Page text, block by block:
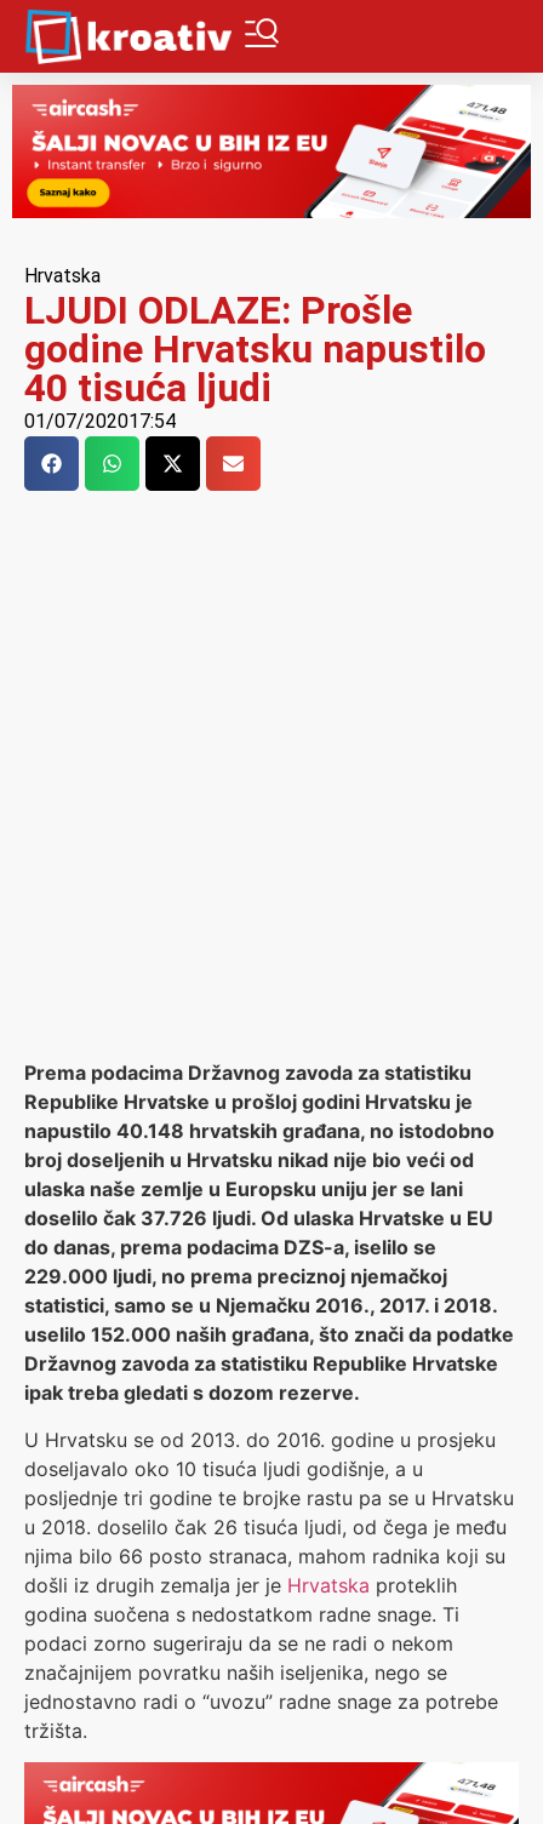
Hrvatska
LJUDI ODLAZE: Prošle
godine Hrvatsku napustilo
40 tisuća ljudi
01/07/202017:54
Prema podacima Državnog zavoda za statistiku
Republike Hrvatske u prošloj godini Hrvatsku je
napustilo 40.148 hrvatskih građana, no istodobno
broj doseljenih u Hrvatsku nikad nije bio veći od
ulaska naše zemlje u Europsku uniju jer se lani
doselilo čak 37.726 ljudi. Od ulaska Hrvatske u EU
do danas, prema podacima DZS-a, iselilo se
229.000 ljudi, no prema preciznoj njemačkoj
statistici, samo se u Njemačku 2016., 2017. i 2018.
uselilo 152.000 naših građana, što znači da podatke
Državnog zavoda za statistiku Republike Hrvatske
ipak treba gledati s dozom rezerve.
U Hrvatsku se od 2013. do 2016. godine u prosjeku
doseljavalo oko 10 tisuća ljudi godišnje, a u
posljednje tri godine te brojke rastu pa se u Hrvatsku
u 2018. doselilo čak 26 tisuća ljudi, od čega je među
njima bilo 66 posto stranaca, mahom radnika koji su
došli iz drugih zemalja jer je Hrvatska proteklih
godina suočena s nedostatkom radne snage. Ti
podaci zorno sugeriraju da se ne radi o nekom
značajnijem povratku naših iseljenika, nego se
jednostavno radi o “uvozu” radne snage za potrebe
tržišta.